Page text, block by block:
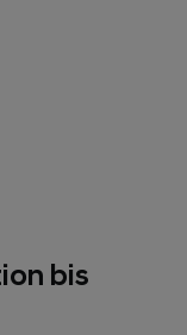
bis